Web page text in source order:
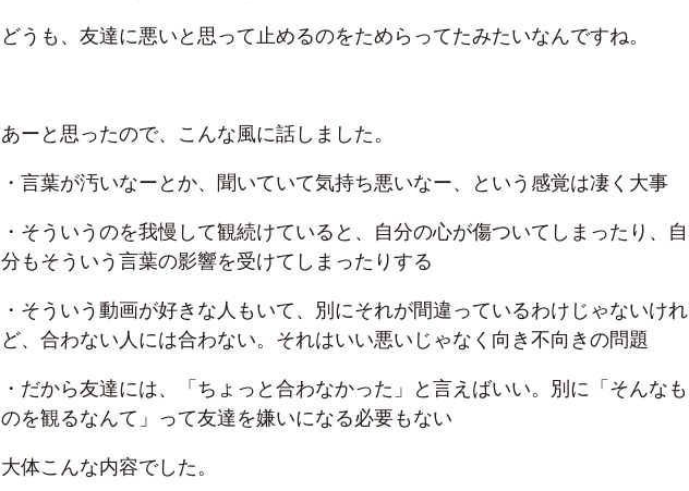
どうも、友達に悪いと思って止めるのをためらってたみたいなんですね。
あーと思ったので、こんな風に話しました。
・言葉が汚いなーとか、聞いていて気持ち悪いなー、という感覚は凄く大事
・そういうのを我慢して観続けていると、自分の心が傷ついてしまったり、自
分もそういう言葉の影響を受けてしまったりする
・そういう動画が好きな人もいて、別にそれが間違っているわけじゃないけれ
ど、合わない人には合わない。それはいい悪いじゃなく向き不向きの問題
・だから友達には、「ちょっと合わなかった」と言えばいい。別に「そんなも
のを観るなんて」って友達を嫌いになる必要もない
大体こんな内容でした。